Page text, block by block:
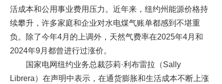
活成本和公用事业费用压力。近年来，纽约州能源价格持
续攀升，许多家庭和企业对水电煤气账单都感到不堪重
负。除了今年4月的上调外，天然气费率在2025年4月和
2024年9月都曾进行过涨价。
国家电网纽约业务总裁莎莉·利布雷拉（Sally
Librera）在声明中表示，在通货膨胀和生活成本不断上涨